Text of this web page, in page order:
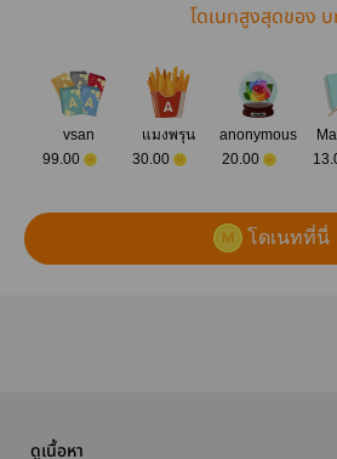
โดเนทสูงสุดของ
vsan
99.00
แมงพรุน
30.00
anonymous
20.00
โดเนทที่นี่
ดูเนื้อหา